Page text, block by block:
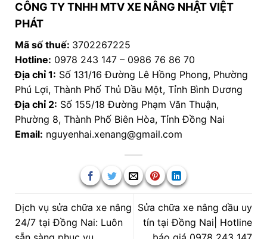
CÔNG TY TNHH MTV XE NÂNG NHẬT VIỆT
PHÁT
Mã số thuế: 3702267225
Hotline: 0978 243 147 – 0986 76 86 70
Địa chỉ 1: Số 131/16 Đường Lê Hồng Phong, Phường
Phú Lợi, Thành Phố Thủ Dầu Một, Tỉnh Bình Dương
Địa chỉ 2: Số 155/18 Đường Phạm Văn Thuận,
Phường 8, Thành Phố Biên Hòa, Tỉnh Đồng Nai
Email: nguyenhai.xenang@gmail.com
Dịch vụ sửa chữa xe nâng
24/7 tại Đồng Nai: Luôn
Sửa chữa xe nâng dầu uy
tín tại Đồng Nai| Hotline